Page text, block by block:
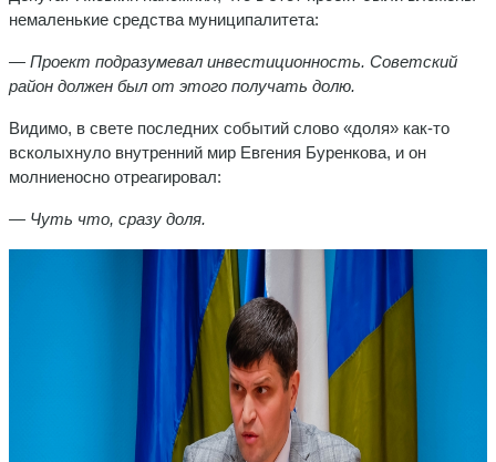
немаленькие средства муниципалитета:
— Проект подразумевал инвестиционность. Советский
район должен был от этого получать долю.
Видимо, в свете последних событий слово «доля» как-то
всколыхнуло внутренний мир Евгения Буренкова, и он
молниеносно отреагировал:
— Чуть что, сразу доля.